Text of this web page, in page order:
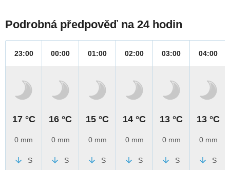
Podrobná předpověď na 24 hodin
23:00
17 °C
0 mm
S
00:00
16 °C
0 mm
S
01:00
15 °C
0 mm
S
02:00
14 °C
0 mm
S
03:00
13 °C
0 mm
S
04:00
13 °C
0 mm
S